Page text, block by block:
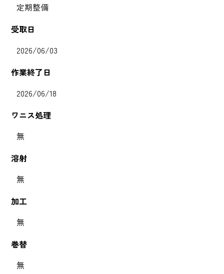
定期整備
受取日
2026/06/03
作業終了日
2026/06/18
ワニス処理
無
溶射
無
加工
無
巻替
無